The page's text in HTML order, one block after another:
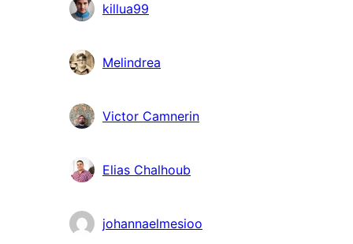
killua99
Melindrea
Victor Camnerin
Elias Chalhoub
johannaelmesioo